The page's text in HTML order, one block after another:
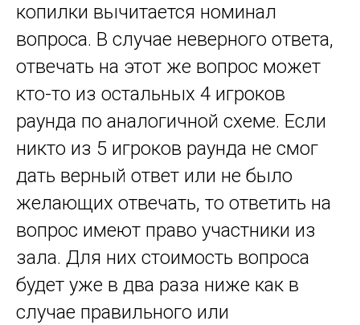
копилки вычитается номинал
вопроса. В случае неверного ответа,
отвечать на этот же вопрос может
кто-то из остальных 4 игроков
раунда по аналогичной схеме. Если
никто из 5 игроков раунда не смог
дать верный ответ или не было
желающих отвечать, то ответить на
вопрос имеют право участники из
зала. Для них стоимость вопроса
будет уже в два раза ниже как в
случае правильного или